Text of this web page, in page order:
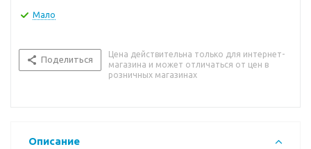
Мало
Поделиться
Цена действительна только для интернет-
магазина и может отличаться от цен в
розничных магазинах
Описание